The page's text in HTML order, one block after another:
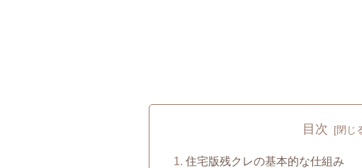
目次
住宅版残クレの基本的な仕組み